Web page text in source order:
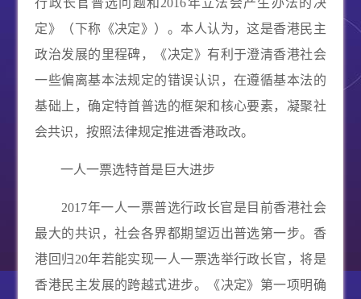
行政长官普选问题和 2016年立法会产生办法的决
定》（下称《决定》）。本人认为，这是香港民主
政治发展的里程碑，《决定》有利于澄清香港社会
一些偏离基本法规定的错误认识，在遵循基本法的
基础上，确定特首普选的框架和核心要素，凝聚社
会共识，按照法律规定推进香港政改。
一人一票选特首是巨大进步
2017年一人一票普选行政长官是目前香港社会
最大的共识，社会各界都期望迈出普选第一步。香
港回归 20年若能实现一人一票选举行政长官，将是
香港民主发展的跨越式进步。《决定》第一项明确